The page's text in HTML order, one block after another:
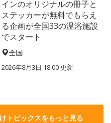
インのオリジナルの冊子と
ステッカーが無料でもらえ
る企画が全国33の温浴施設
でスタート
全国
2026年8月3日 18:00更新
トピックスをもっと見る